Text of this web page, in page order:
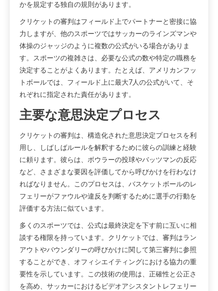
かを規定する独自の規則があります。
クリケットの審判はフィールド上でパートナーと密接に協
力しますが、他のスポーツではサッカーのラインズマンや
体操のジャッジのように複数の公式がいる場合がありま
す。スポーツの複雑さは、必要な公式の数や特定の職務を
決定することがよくあります。たとえば、アメリカンフッ
トボールでは、フィールド上に最大7人の公式がいて、そ
れぞれに指定された責任があります。
主要な意思決定プロセス
クリケットの審判は、構造化された意思決定プロセスを利
用し、しばしばルールを解釈するために彼らの訓練と経験
に頼ります。彼らは、ボウラーの投球やバッツマンの反応
など、さまざまな要因を評価してから呼びかけを行わなけ
ればなりません。このプロセスは、バスケットボールのレ
フェリーがファウルや違反を判断するために選手の行動を
評価する方法に似ています。
多くのスポーツでは、公式は最終決定を下す前に互いに相
談する権限を持っています。クリケットでは、審判はラン
アウトやバウンダリーの呼びかけに関して第三審判に参照
することができ、オフィシエイティングにおける協力の重
要性を示しています。この技術の使用は、正確性と公正さ
を高め、サッカーにおけるビデオアシスタントレフェリー